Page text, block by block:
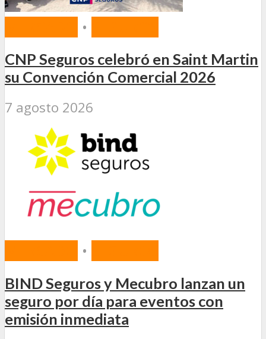
•
CNP Seguros celebró en Saint Martin
su Convención Comercial 2026
7 agosto 2026
•
BIND Seguros y Mecubro lanzan un
seguro por día para eventos con
emisión inmediata